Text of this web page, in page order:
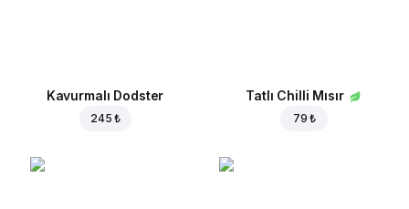
Kavurmalı Dodster
245 ₺
Tatlı Chilli Mısır
79 ₺